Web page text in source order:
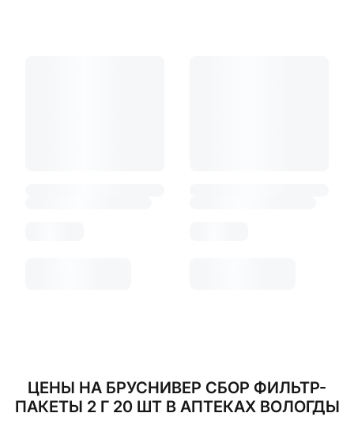
ЦЕНЫ НА БРУСНИВЕР СБОР ФИЛЬТР-
ПАКЕТЫ 2 Г 20 ШТ В АПТЕКАХ ВОЛОГДЫ